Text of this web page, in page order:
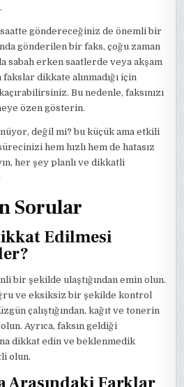
saatte göndereceğiniz de önemli bir
gönderilen bir faks, çoğu zaman
sabah erken saatlerde veya akşam
dikkate alınmadığı için
Bu nedenle, faksınızı
özen gösterin.
değil mi? bu küçük ama etkili
hem hızlı hem de hatasız
her şey planlı ve dikkatli
Sorular
Edilmesi
bir şekilde ulaştığından emin olun.
ve eksiksiz bir şekilde kontrol
çalıştığından, kağıt ve tonerin
Ayrıca, faksın geldiği
dikkat edin ve beklenmedik
olun.